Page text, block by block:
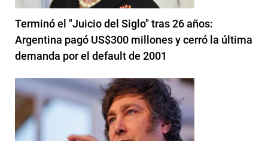
Terminó el "Juicio del Siglo" tras 26 años:
Argentina pagó US$300 millones y cerró la última
demanda por el default de 2001